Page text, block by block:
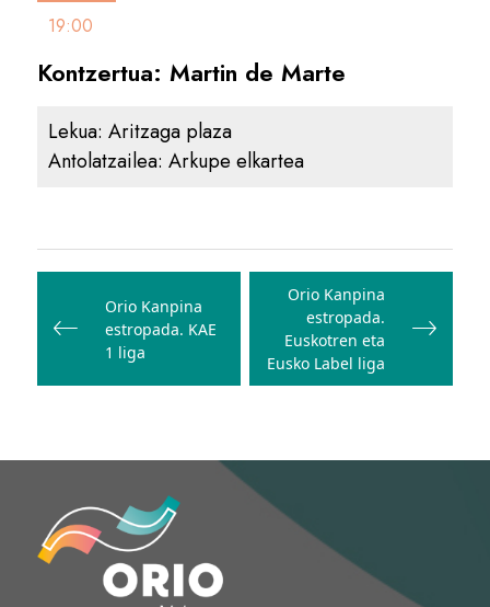
19:00
Kontzertua: Martin de Marte
Lekua:Aritzaga plaza
Antolatzailea:Arkupe elkartea
Bidalketetan
zehar
nabigatu
Orio Kanpina
estropada. KAE
1 liga
Orio Kanpina
estropada.
Euskotren eta
Eusko Label liga